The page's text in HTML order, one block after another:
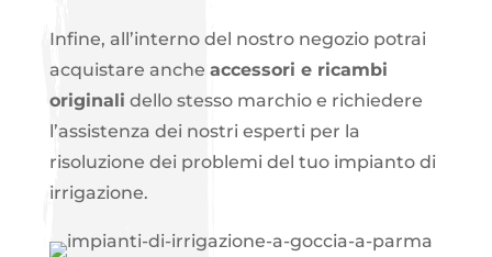
Infine, all’interno del nostro negozio potrai
acquistare anche accessori e ricambi
originali dello stesso marchio e richiedere
l’assistenza dei nostri esperti per la
risoluzione dei problemi del tuo impianto di
irrigazione.